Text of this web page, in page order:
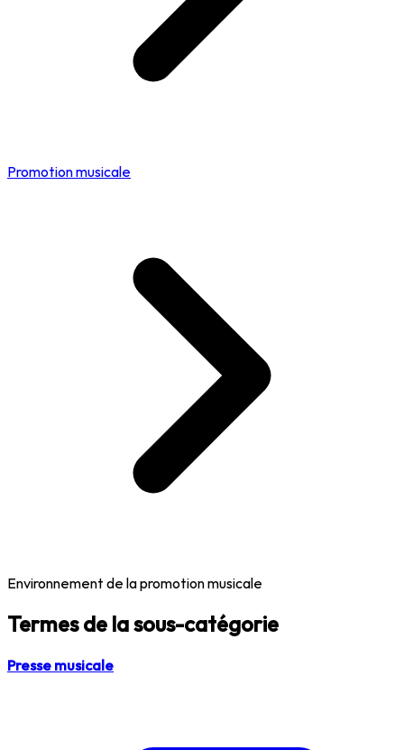
Promotion musicale
Environnement de la promotion musicale
Termes de la sous-catégorie
Presse musicale